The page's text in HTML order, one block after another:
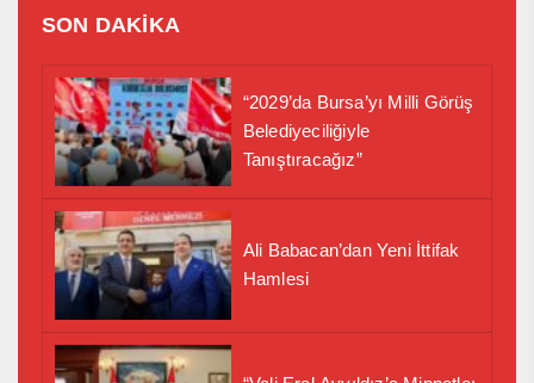
SON DAKİKA
“2029’da Bursa’yı Milli Görüş
Belediyeciliğiyle
Tanıştıracağız”
Ali Babacan’dan Yeni İttifak
Hamlesi